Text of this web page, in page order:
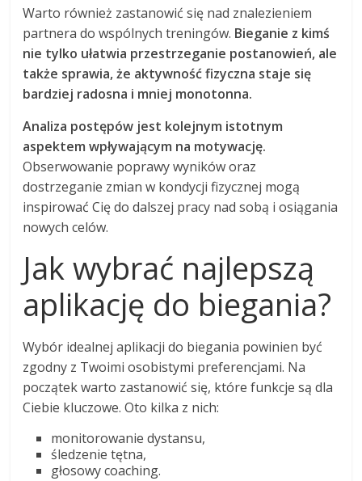
Warto również zastanowić się nad znalezieniem
partnera do wspólnych treningów. Bieganie z kimś
nie tylko ułatwia przestrzeganie postanowień, ale
także sprawia, że aktywność fizyczna staje się
bardziej radosna i mniej monotonna.
Analiza postępów jest kolejnym istotnym
aspektem wpływającym na motywację.
Obserwowanie poprawy wyników oraz
dostrzeganie zmian w kondycji fizycznej mogą
inspirować Cię do dalszej pracy nad sobą i osiągania
nowych celów.
Jak wybrać najlepszą
aplikację do biegania?
Wybór idealnej aplikacji do biegania powinien być
zgodny z Twoimi osobistymi preferencjami. Na
początek warto zastanowić się, które funkcje są dla
Ciebie kluczowe. Oto kilka z nich:
monitorowanie dystansu,
śledzenie tętna,
głosowy coaching.